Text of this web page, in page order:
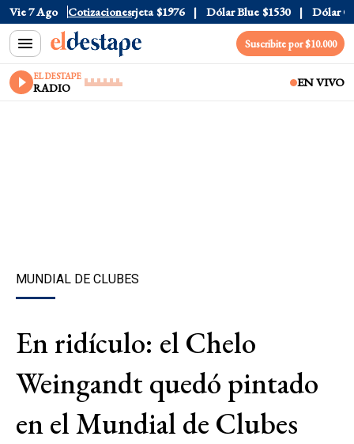
Vie 7 Ago Cotizaciones
$1520 Dólar Tarjeta $1976 Dólar Blue $1530 Dólar CCL
Suscribite por $10.000
EL DESTAPE
RADIO EN VIVO
MUNDIAL DE CLUBES
En ridículo: el Chelo
Weingandt quedó pintado
en el Mundial de Clubes